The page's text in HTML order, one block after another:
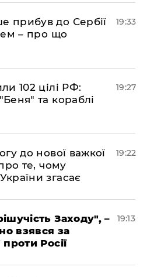
прибув до Сербії
– про що
19:33
102 цілі РФ:
та кораблі
19:27
до нової важкої
те, чому
згасає
19:22
Заходу", –
взявся за
Росії
19:13